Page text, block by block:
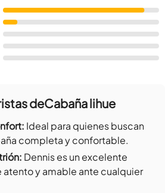
deCabaña lihue
: Ideal para quienes buscan
completa y confortable.
: Dennis es un excelente
atento y amable ante cualquier